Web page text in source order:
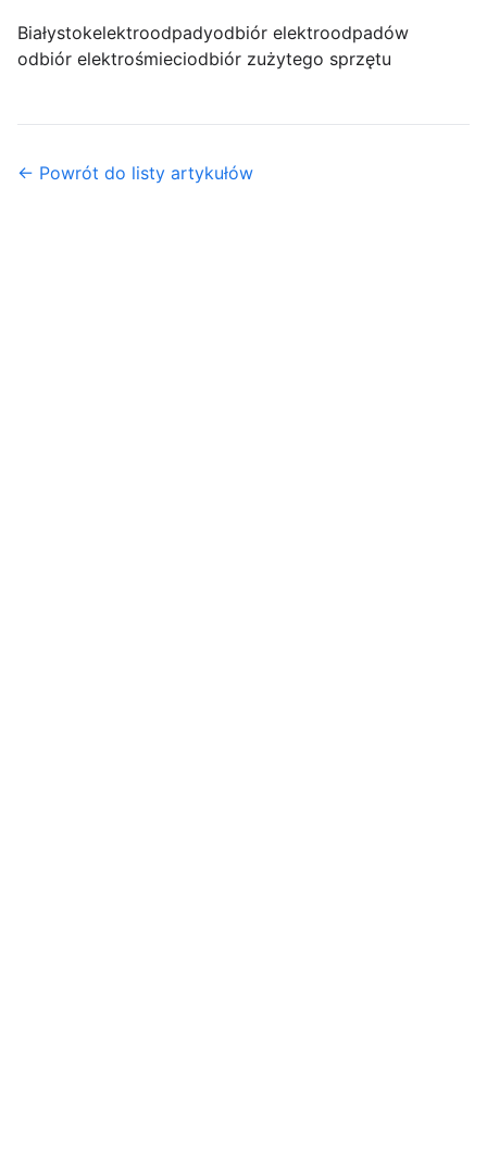
Białystokelektroodpadyodbiór elektroodpadów
odbiór elektrośmieciodbiór zużytego sprzętu
← Powrót do listy artykułów